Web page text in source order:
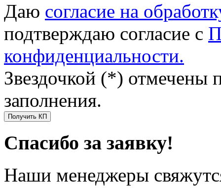
Даю согласие на
подтверждаю согласие с
конфиденциальности.
Звездочкой (*) отмечены
заполнения.
Получить КП
Спасибо за заявку!
Наши менеджеры